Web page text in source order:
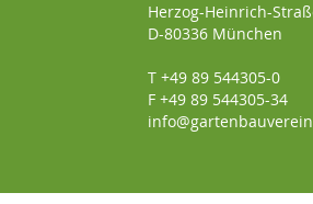
Herzog-Heinrich-
D-80336 München
T +49 89 544305-0
F +49 89 544305-34